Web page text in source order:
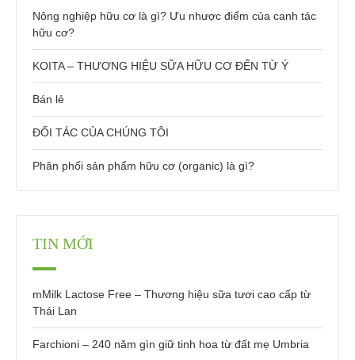
Nông nghiệp hữu cơ là gì? Ưu nhược điểm của canh tác
hữu cơ?
KOITA – THƯƠNG HIỆU SỮA HỮU CƠ ĐẾN TỪ Ý
Bán lẻ
ĐỐI TÁC CỦA CHÚNG TÔI
Phân phối sản phẩm hữu cơ (organic) là gì?
TIN MỚI
mMilk Lactose Free – Thương hiệu sữa tươi cao cấp từ
Thái Lan
Farchioni – 240 năm gìn giữ tinh hoa từ đất mẹ Umbria